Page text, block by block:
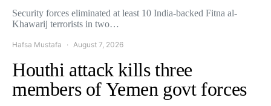
Security forces eliminated at least 10 India-backed Fitna al-
Khawarij terrorists in two…
Hafsa Mustafa August 7, 2026
Houthi attack kills three
members of Yemen govt forces